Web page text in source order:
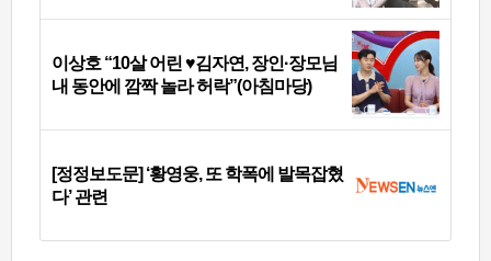
이상호 “10살 어린 ♥김자연, 장인·장모님
내 동안에 깜짝 놀라 허락”(아침마당)
[정정보도문] ‘황영웅, 또 학폭에 발목잡혔
다’ 관련